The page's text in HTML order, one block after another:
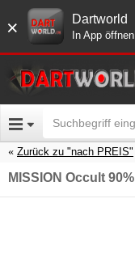
× Dartworld
In App öffnen
Zurück zu "nach PREIS"
MISSION Occult 90%